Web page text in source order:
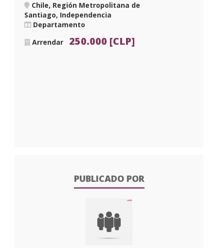
Chile, Región Metropolitana de
Santiago, Independencia
Departamento
Arrendar
250.000 [CLP]
PUBLICADO POR